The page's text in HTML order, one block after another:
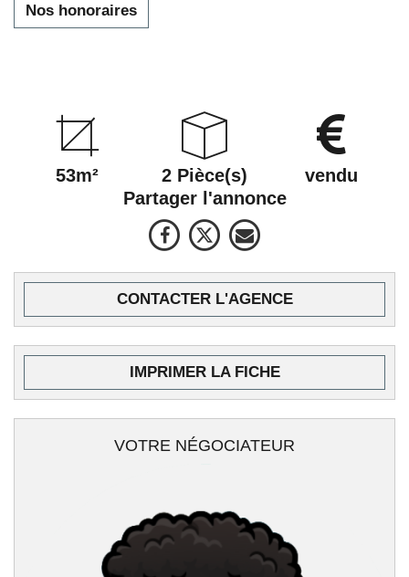
Nos honoraires
53m² 2 Pièce(s)
vendu
Partager l'annonce
CONTACTER L'AGENCE
IMPRIMER LA FICHE
VOTRE NÉGOCIATEUR